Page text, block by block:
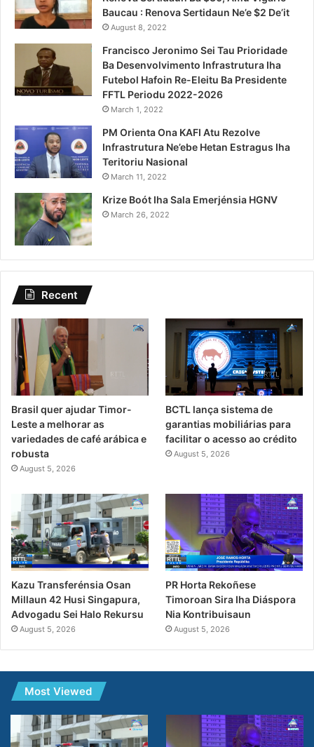
Baucau : Renova Sertidaun Ne’e $2 De’it
August 8, 2022
Francisco Jeronimo Sei Tau Prioridade
Ba Desenvolvimento Infrastrutura Iha
Futebol Hafoin Re-Eleitu Ba Presidente
FFTL Periodu 2022-2026
March 1, 2022
PM Orienta Ona KAFI Atu Rezolve
Infrastrutura Ne’ebe Hetan Estragus Iha
Teritoriu Nasional
March 11, 2022
Krize Boót Iha Sala Emerjénsia HGNV
March 26, 2022
Recent
Brasil quer ajudar Timor-
Leste a melhorar as
variedades de café arábica e
robusta
August 5, 2026
BCTL lança sistema de
garantias mobiliárias para
facilitar o acesso ao crédito
August 5, 2026
Kazu Transferénsia Osan
Millaun 42 Husi Singapura,
Advogadu Sei Halo Rekursu
August 5, 2026
PR Horta Rekoñese
Timoroan Sira Iha Diáspora
Nia Kontribuisaun
August 5, 2026
Most Viewed